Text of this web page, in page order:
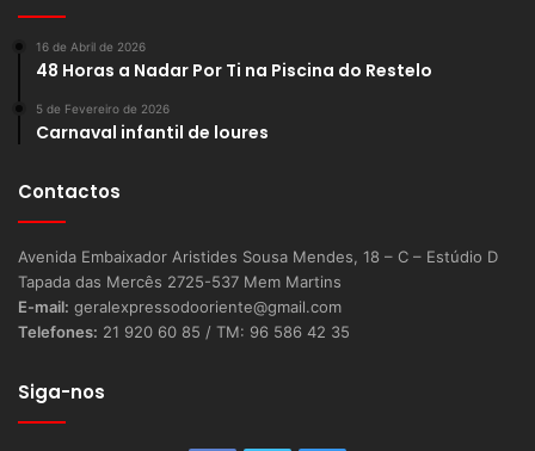
16 de Abril de 2026
48 Horas a Nadar Por Ti na Piscina do Restelo
5 de Fevereiro de 2026
Carnaval infantil de loures
Contactos
Avenida Embaixador Aristides Sousa Mendes, 18 – C – Estúdio D
Tapada das Mercês 2725-537 Mem Martins
E-mail: geralexpressodooriente@gmail.com
Telefones: 21 920 60 85 / TM: 96 586 42 35
Siga-nos